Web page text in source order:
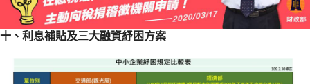
十、利息補貼及三大融資紓困方案